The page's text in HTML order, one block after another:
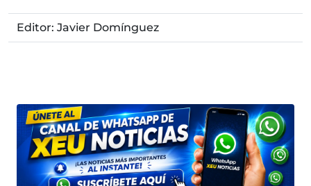
Editor: Javier Domínguez